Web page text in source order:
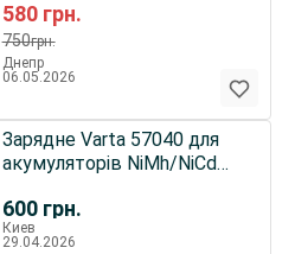
580 грн.
750грн.
Днепр
06.05.2026
600 грн.
Зарядне Varta 57040 для
акумуляторів NiMh/NiCd
Киев
29.04.2026